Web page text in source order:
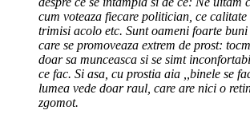
cum voteaza fiecare politician, ce
trimisi acolo etc. Sunt oameni foarte
care se promoveaza extrem de prost:
doar sa munceasca si se simt
ce fac. Si asa, cu prostia aia ,,binele se
lumea vede doar raul, care are nici o
zgomot.